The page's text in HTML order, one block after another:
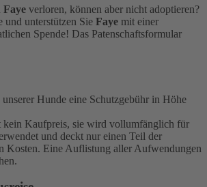
Faye verloren, können aber nicht adoptieren?
und unterstützen Sie Faye mit einer
Spende! Das Patenschaftsformular
Hunde eine Schutzgebühr in Höhe
kein Kaufpreis, sie wird vollumfänglich für
und deckt nur einen Teil der
Kosten. Eine Auflistung aller Aufwendungen